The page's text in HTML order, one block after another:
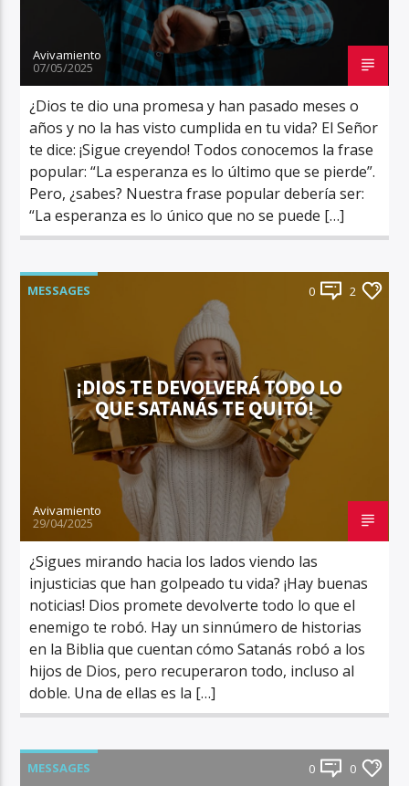
Avivamiento
07/05/2025
¿Dios te dio una promesa y han pasado meses o
años y no la has visto cumplida en tu vida? El Señor
te dice: ¡Sigue creyendo! Todos conocemos la frase
popular: “La esperanza es lo último que se pierde”.
Pero, ¿sabes? Nuestra frase popular debería ser:
“La esperanza es lo único que no se puede […]
MESSAGES 0 2
¡DIOS TE DEVOLVERÁ TODO LO
QUE SATANÁS TE QUITÓ!
Avivamiento
29/04/2025
¿Sigues mirando hacia los lados viendo las
injusticias que han golpeado tu vida? ¡Hay buenas
noticias! Dios promete devolverte todo lo que el
enemigo te robó. Hay un sinnúmero de historias
en la Biblia que cuentan cómo Satanás robó a los
hijos de Dios, pero recuperaron todo, incluso al
doble. Una de ellas es la […]
MESSAGES 0 0